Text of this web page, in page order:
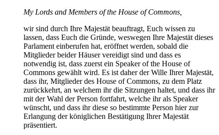
My Lords and Members of the House of Commons,
wir sind durch Ihre Majestät beauftragt, Euch wissen zu
lassen, dass Euch die Gründe, weswegen Ihre Majestät dieses
Parlament einberufen hat, eröffnet werden, sobald die
Mitglieder beider Häuser vereidigt sind und dass es
notwendig ist, dass zuerst ein Speaker of the House of
Commons gewählt wird. Es ist daher der Wille Ihrer Majestät,
dass ihr, Mitglieder des House of Commons, zu dem Platz
zurückkehrt, an welchem ihr die Sitzungen haltet, und dass ihr
mit der Wahl der Person fortfahrt, welche ihr als Speaker
wünscht, und dass ihr diese so bestimmte Person hier zur
Erlangung der königlichen Bestätigung Ihrer Majestät
präsentiert.